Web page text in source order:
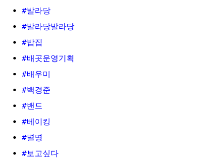
#발라당
#발라당발라당
#밥집
#배곳운영기획
#배우미
#백경준
#밴드
#베이킹
#별명
#보고싶다